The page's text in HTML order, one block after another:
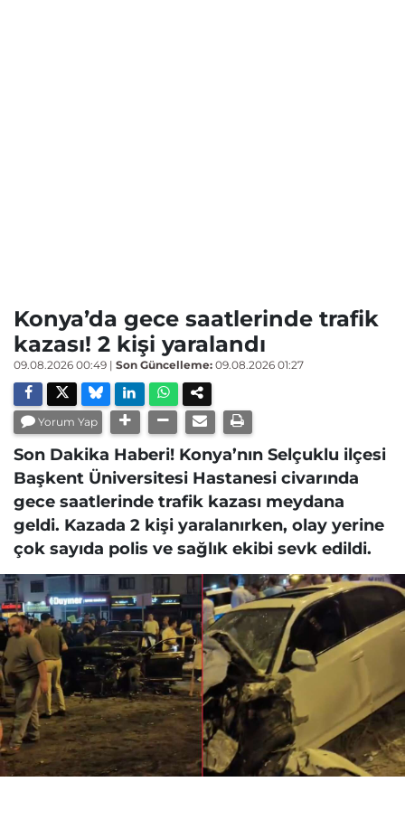
Konya’da gece saatlerinde trafik
kazası! 2 kişi yaralandı
09.08.2026 00:49 | Son Güncelleme: 09.08.2026 01:27
Yorum Yap
Son Dakika Haberi! Konya’nın Selçuklu ilçesi
Başkent Üniversitesi Hastanesi civarında
gece saatlerinde trafik kazası meydana
geldi. Kazada 2 kişi yaralanırken, olay yerine
çok sayıda polis ve sağlık ekibi sevk edildi.